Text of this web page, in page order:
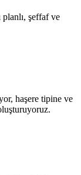
planlı, şeffaf ve
haşere tipine ve